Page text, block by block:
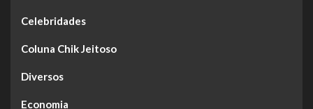
Celebridades
Coluna Chik Jeitoso
Diversos
Economia